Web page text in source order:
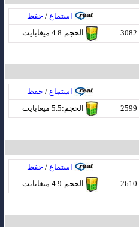
استماع / حفظ
الحجم:4.8 ميغابايت
استماع / حفظ
الحجم:5.5 ميغابايت
استماع / حفظ
الحجم:4.9 ميغابايت